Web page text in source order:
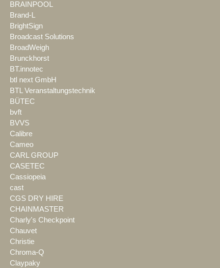
BRAINPOOL
Brand-L
BrightSign
Broadcast Solutions
BroadWeigh
Brunckhorst
BT.innotec
btl next GmbH
BTL Veranstaltungstechnik
BÜTEC
bvft
BVVS
Calibre
Cameo
CARL GROUP
CASETEC
Cassiopeia
cast
CGS DRY HIRE
CHAINMASTER
Charly's Checkpoint
Chauvet
Christie
Chroma-Q
Claypaky